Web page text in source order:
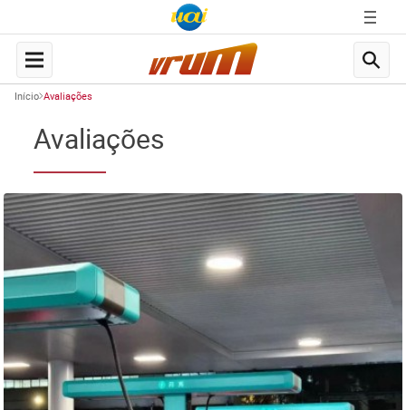
Início Avaliações
Avaliações